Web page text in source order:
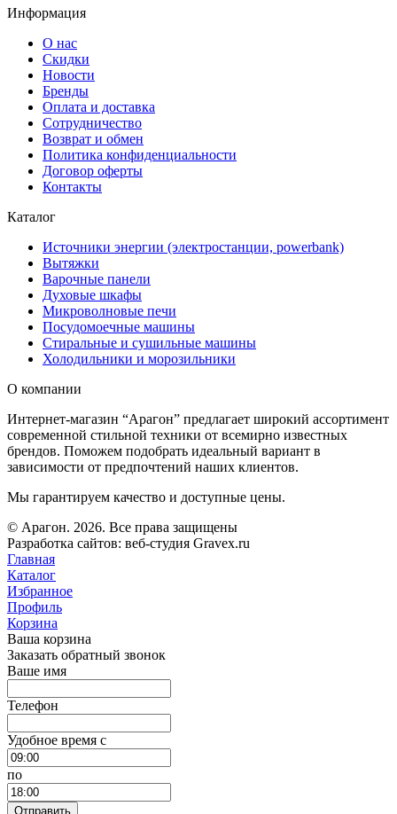
Информация
О нас
Скидки
Новости
Бренды
Оплата и доставка
Сотрудничество
Возврат и обмен
Политика конфиденциальности
Договор оферты
Контакты
Каталог
Источники энергии (электростанции, powerbank)
Вытяжки
Варочные панели
Духовые шкафы
Микроволновые печи
Посудомоечные машины
Стиральные и сушильные машины
Холодильники и морозильники
О компании
Интернет-магазин “Арагон” предлагает широкий ассортимент
современной стильной техники от всемирно известных
брендов. Поможем подобрать идеальный вариант в
зависимости от предпочтений наших клиентов.
Мы гарантируем качество и доступные цены.
© Арагон. 2026. Все права защищены
Разработка сайтов: веб-студия Gravex.ru
Главная
Каталог
Избранное
Профиль
Корзина
Ваша корзина
Заказать обратный звонок
Ваше имя
Телефон
Удобное время c
по
Отправить